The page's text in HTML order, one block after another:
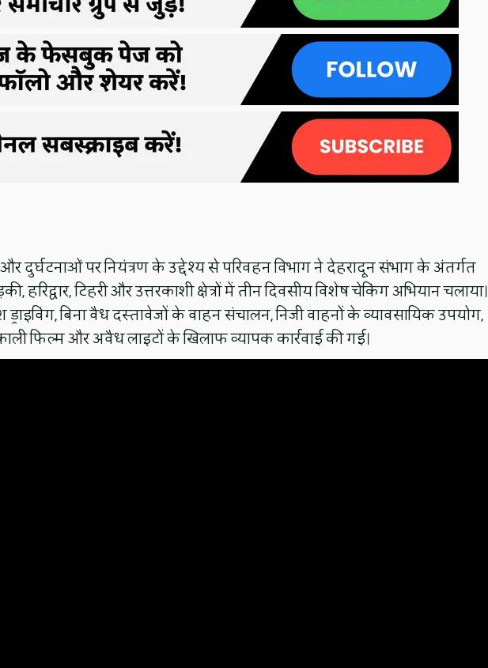
दुर्घटनाओं पर नियंत्रण के उद्देश्य से परिवहन विभाग ने देहरादून संभाग के अंतर्गत
टिहरी और उत्तरकाशी क्षेत्रों में तीन दिवसीय विशेष चेकिंग अभियान चलाया।
बिना वैध दस्तावेजों के वाहन संचालन, निजी वाहनों के व्यावसायिक उपयोग,
फिल्म और अवैध लाइटों के खिलाफ व्यापक कार्रवाई की गई।